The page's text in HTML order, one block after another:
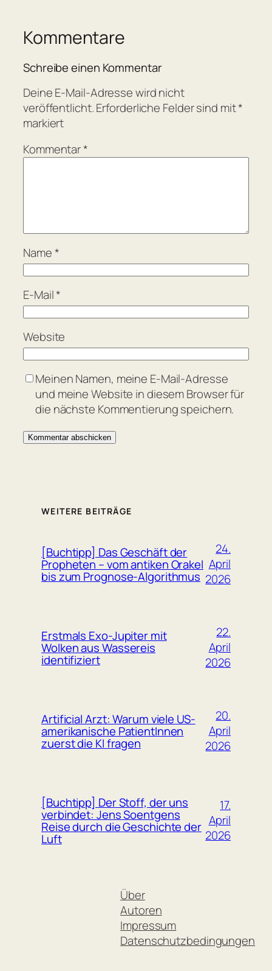
Kommentare
Schreibe einen Kommentar
Deine E-Mail-Adresse wird nicht
veröffentlicht.Erforderliche Felder sind mit*
markiert
Kommentar*
Name*
E-Mail*
Website
Meinen Namen, meine E-Mail-Adresse
und meine Website in diesem Browser für
die nächste Kommentierung speichern.
WEITERE BEITRÄGE
[Buchtipp] Das Geschäft der
Propheten – vom antiken Orakel
bis zum Prognose-Algorithmus
24.
April
2026
Erstmals Exo-Jupiter mit
Wolken aus Wassereis
identifiziert
22.
April
2026
Artificial Arzt: Warum viele US-
amerikanische PatientInnen
zuerst die KI fragen
20.
April
2026
[Buchtipp] Der Stoff, der uns
verbindet: Jens Soentgens
Reise durch die Geschichte der
Luft
17.
April
2026
Über
Autoren
Impressum
Datenschutzbedingungen